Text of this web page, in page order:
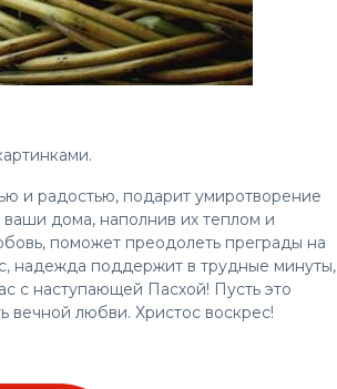
и радостью, подарит умиротворение
дома, наполнив их теплом и
поможет преодолеть преграды на
надежда поддержит в трудные минуты,
с наступающей Пасхой! Пусть это
вечной любви. Христос воскрес!